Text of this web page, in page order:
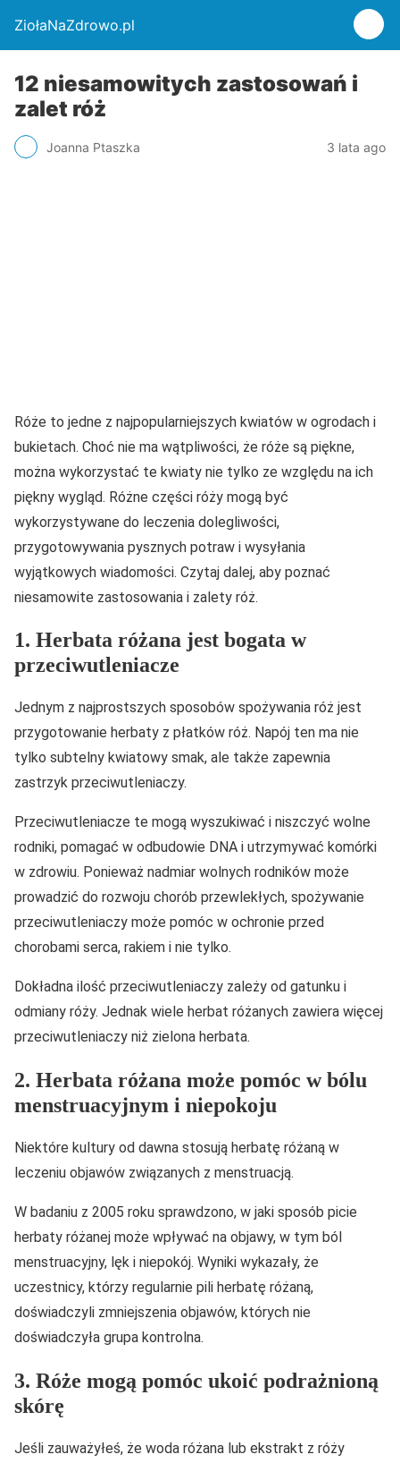
ZiołaNaZdrowo.pl
12 niesamowitych zastosowań i
zalet róż
Joanna Ptaszka 3 lata ago
Róże to jedne z najpopularniejszych kwiatów w ogrodach i
bukietach. Choć nie ma wątpliwości, że róże są piękne,
można wykorzystać te kwiaty nie tylko ze względu na ich
piękny wygląd. Różne części róży mogą być
wykorzystywane do leczenia dolegliwości,
przygotowywania pysznych potraw i wysyłania
wyjątkowych wiadomości. Czytaj dalej, aby poznać
niesamowite zastosowania i zalety róż.
1. Herbata różana jest bogata w
przeciwutleniacze
Jednym z najprostszych sposobów spożywania róż jest
przygotowanie herbaty z płatków róż. Napój ten ma nie
tylko subtelny kwiatowy smak, ale także zapewnia
zastrzyk przeciwutleniaczy.
Przeciwutleniacze te mogą wyszukiwać i niszczyć wolne
rodniki, pomagać w odbudowie DNA i utrzymywać komórki
w zdrowiu. Ponieważ nadmiar wolnych rodników może
prowadzić do rozwoju chorób przewlekłych, spożywanie
przeciwutleniaczy może pomóc w ochronie przed
chorobami serca, rakiem i nie tylko.
Dokładna ilość przeciwutleniaczy zależy od gatunku i
odmiany róży. Jednak wiele herbat różanych zawiera więcej
przeciwutleniaczy niż zielona herbata.
2. Herbata różana może pomóc w bólu
menstruacyjnym i niepokoju
Niektóre kultury od dawna stosują herbatę różaną w
leczeniu objawów związanych z menstruacją.
W badaniu z 2005 roku sprawdzono, w jaki sposób picie
herbaty różanej może wpływać na objawy, w tym ból
menstruacyjny, lęk i niepokój. Wyniki wykazały, że
uczestnicy, którzy regularnie pili herbatę różaną,
doświadczyli zmniejszenia objawów, których nie
doświadczyła grupa kontrolna.
3. Róże mogą pomóc ukoić podrażnioną
skórę
Jeśli zauważyłeś, że woda różana lub ekstrakt z róży